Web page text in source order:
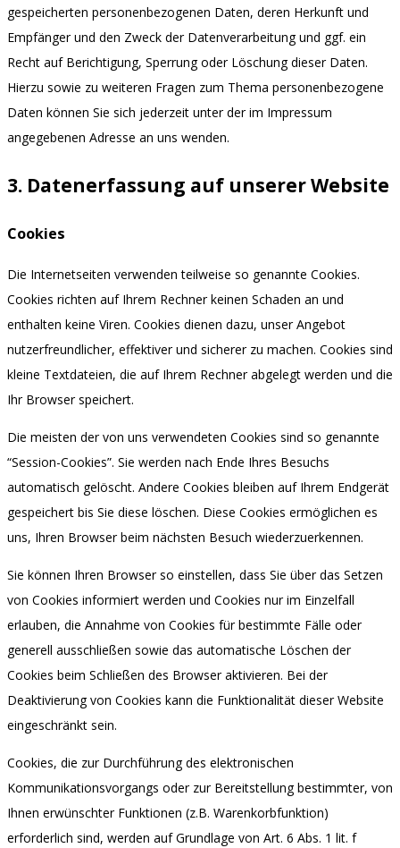
gespeicherten personenbezogenen Daten, deren Herkunft und
Empfänger und den Zweck der Datenverarbeitung und ggf. ein
Recht auf Berichtigung, Sperrung oder Löschung dieser Daten.
Hierzu sowie zu weiteren Fragen zum Thema personenbezogene
Daten können Sie sich jederzeit unter der im Impressum
angegebenen Adresse an uns wenden.
3. Datenerfassung auf unserer Website
Cookies
Die Internetseiten verwenden teilweise so genannte Cookies.
Cookies richten auf Ihrem Rechner keinen Schaden an und
enthalten keine Viren. Cookies dienen dazu, unser Angebot
nutzerfreundlicher, effektiver und sicherer zu machen. Cookies sind
kleine Textdateien, die auf Ihrem Rechner abgelegt werden und die
Ihr Browser speichert.
Die meisten der von uns verwendeten Cookies sind so genannte
“Session-Cookies”. Sie werden nach Ende Ihres Besuchs
automatisch gelöscht. Andere Cookies bleiben auf Ihrem Endgerät
gespeichert bis Sie diese löschen. Diese Cookies ermöglichen es
uns, Ihren Browser beim nächsten Besuch wiederzuerkennen.
Sie können Ihren Browser so einstellen, dass Sie über das Setzen
von Cookies informiert werden und Cookies nur im Einzelfall
erlauben, die Annahme von Cookies für bestimmte Fälle oder
generell ausschließen sowie das automatische Löschen der
Cookies beim Schließen des Browser aktivieren. Bei der
Deaktivierung von Cookies kann die Funktionalität dieser Website
eingeschränkt sein.
Cookies, die zur Durchführung des elektronischen
Kommunikationsvorgangs oder zur Bereitstellung bestimmter, von
Ihnen erwünschter Funktionen (z.B. Warenkorbfunktion)
erforderlich sind, werden auf Grundlage von Art. 6 Abs. 1 lit. f